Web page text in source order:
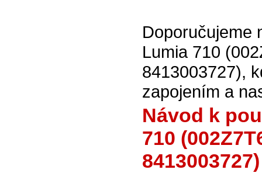
Doporučujeme
Lumia 710
8413003727),
zapojením a
Návod k
710
8413003727)